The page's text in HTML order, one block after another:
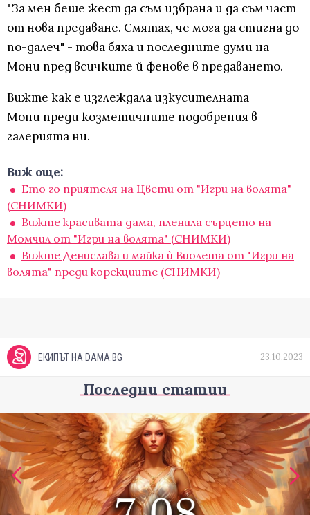
"За мен беше жест да съм избрана и да съм част
от нова предаване. Смятах, че мога да стигна до
по-далеч" - това бяха и последните думи на
Мони пред всичките й фенове в предаването.
Вижте как е изглеждала изкусителната
Мони преди козметичните подобрения в
галерията ни.
Виж още:
Ето го приятеля на Цвети от "Игри на волята"
(СНИМКИ)
Вижте красивата дама, пленила сърцето на
Момчил от "Игри на волята" (СНИМКИ)
Вижте Денислава и майка ѝ Виолета от "Игри на
волята" преди корекциите (СНИМКИ)
ЕКИПЪТ НА DAMA.BG 23.10.2023
Последни статии